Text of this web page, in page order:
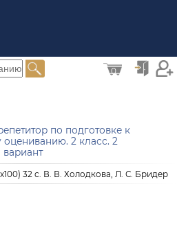
0
по подготовке к
2 класс. 2
вариант
32 с. В. В. Холодкова, Л. С. Бридер